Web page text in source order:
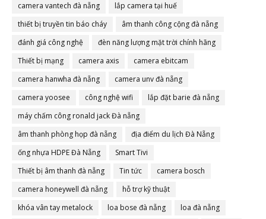
camera vantech đà nẵng
lắp camera tại huế
thiết bị truyền tin báo cháy
âm thanh công cộng đà nẵng
đánh giá công nghệ
đèn năng lượng mặt trời chính hãng
Thiết bị mạng
camera axis
camera ebitcam
camera hanwha đà nẵng
camera unv đà nẵng
camera yoosee
công nghệ wifi
lắp đặt barie đà nẵng
máy chấm công ronald jack Đà nẵng
âm thanh phòng họp đà nẵng
địa điểm du lịch Đà Nẵng
ống nhựa HDPE Đà Nẵng
Smart Tivi
Thiết bị âm thanh đà nẵng
Tin tức
camera bosch
camera honeywell đà nẵng
hỗ trợ kỹ thuật
khóa vân tay metalock
loa bose đà nẵng
loa đà nẵng